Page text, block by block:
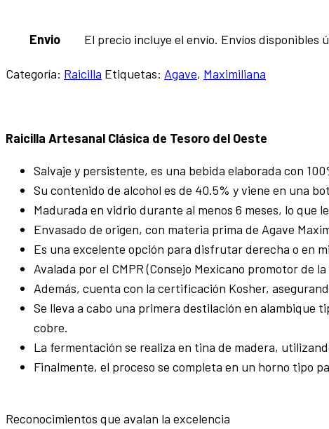
Envio El precio incluye el envío. Envíos
Categoría: Raicilla Etiquetas: Agave, Maximiliana
Raicilla Artesanal Clásica de Tesoro del Oeste
Salvaje y persistente, es una bebida elaborada con
Su contenido de alcohol es de 40.5% y viene en una
Madurada en vidrio durante al menos 6 meses, lo que
Envasado de origen, con materia prima de Agave
Es una excelente opción para disfrutar derecha o en
Avalada por el CMPR (Consejo Mexicano promotor de
Además, cuenta con la certificación Kosher,
Se lleva a cabo una primera destilación en alambique
cobre.
La fermentación se realiza en tina de madera,
Finalmente, el proceso se completa en un horno tipo
Reconocimientos que avalan la excelencia